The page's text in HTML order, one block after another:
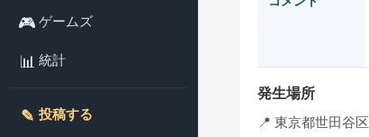
🎮 ゲームズ
📊 統計
✎️ 投稿する
発生場所
📍 東京都世田谷区